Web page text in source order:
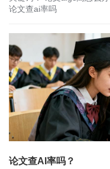
论文查ai率吗
论文查AI率吗？